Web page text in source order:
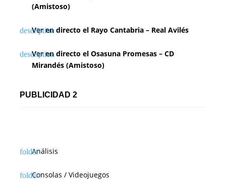
(Amistoso)
Ver en directo el Rayo Cantabria – Real Avilés
Ver en directo el Osasuna Promesas – CD
Mirandés (Amistoso)
PUBLICIDAD 2
Análisis
Consolas / Videojuegos